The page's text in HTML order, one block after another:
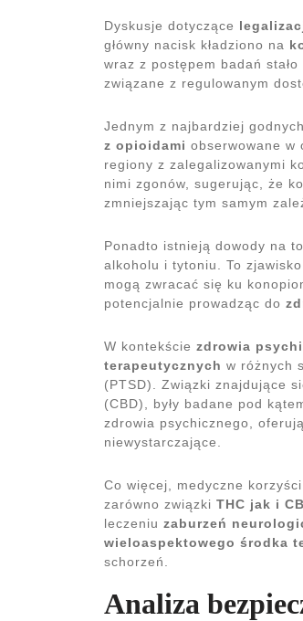
Dyskusje dotyczące
główny nacisk kładziono na
wraz z postępem badań
związane z regulowanym
Jednym z najbardziej
z opioidami obserwowane w
regiony z zalegalizowanymi
nimi zgonów, sugerując, że
zmniejszając tym samym
Ponadto istnieją dowody na
alkoholu i tytoniu. To
mogą zwracać się ku
potencjalnie prowadząc do
W kontekście zdrowia
terapeutycznych w różnych
(PTSD). Związki znajdujące
(CBD), były badane pod
zdrowia psychicznego,
niewystarczające.
Co więcej, medyczne
zarówno związki THC jak i
leczeniu zaburzeń
wieloaspektowego środka
schorzeń.
Analiza